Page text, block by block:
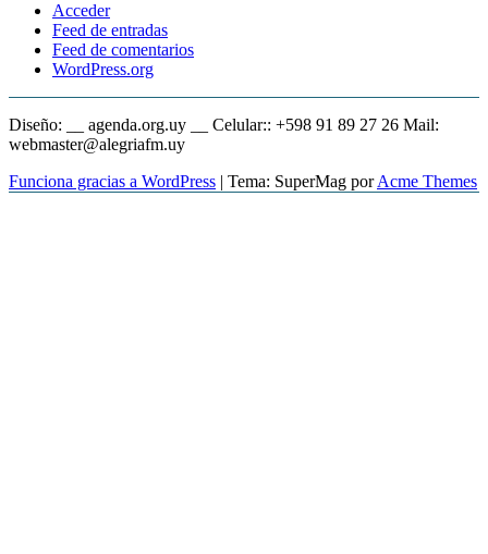
Acceder
Feed de entradas
Feed de comentarios
WordPress.org
Diseño: __ agenda.org.uy __ Celular:: +598 91 89 27 26 Mail:
webmaster@alegriafm.uy
Funciona gracias a WordPress | Tema: SuperMag porAcme Themes